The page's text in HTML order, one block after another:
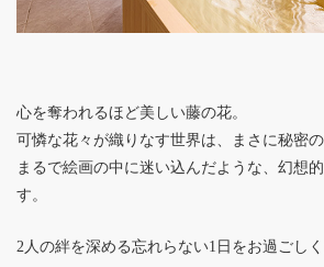
心を奪われるほど美しい藤の花。
可憐な花々が織りなす世界は、まさに秘密の
まるで絵画の中に迷い込んだような、幻想
す。
2人の絆を深める忘れらない1日をお過ごし